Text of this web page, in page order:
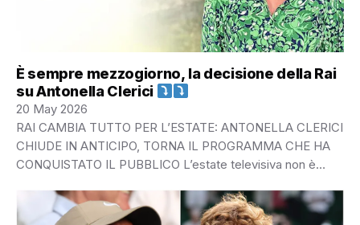
È sempre mezzogiorno, la decisione della Rai
su Antonella Clerici
20 May 2026
RAI CAMBIA TUTTO PER L’ESTATE: ANTONELLA CLERICI
CHIUDE IN ANTICIPO, TORNA IL PROGRAMMA CHE HA
CONQUISTATO IL PUBBLICO L’estate televisiva non è…